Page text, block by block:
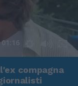
01:16
compagna